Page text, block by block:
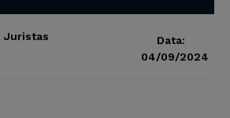
Juristas
Data:
04/09/2024